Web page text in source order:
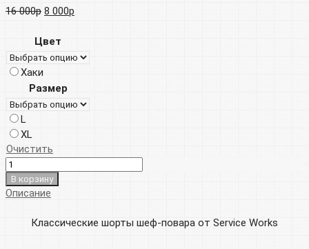
16 000р Первоначальная
составляла
000р.
8 000р
8
Цвет
Хаки
Размер
L
XL
Очистить
В корзину
Описание
Классические шорты шеф-повара от Service Works